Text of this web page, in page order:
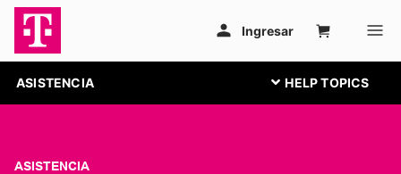
ASISTENCIA
ASISTENCIA